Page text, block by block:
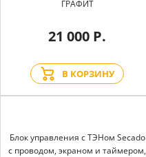
ГРАФИТ
21 000 Р.
В КОРЗИНУ
Блок управления с ТЭНом Secado
с проводом, экраном и таймером,